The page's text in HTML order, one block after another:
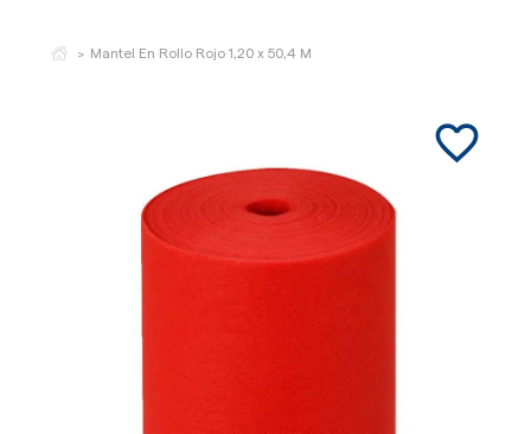
Mantel En Rollo Rojo 1,20 x 50,4 M
favorite_border